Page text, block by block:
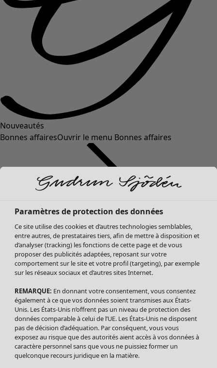
Nouveautés
Bonnes affairesOuvrir le menu Bonnes affaires
Soldes Vêtements
Tous les vêtements
Robes
Tuniques
Blouses
Tops
Gilets
Pantalon
Jupes
Paramètres de protection des données
Ce site utilise des cookies et d’autres technologies semblables,
entre autres, de prestataires tiers, afin de mettre à disposition et
d’analyser (tracking) les fonctions de cette page et de vous
proposer des publicités adaptées, reposant sur votre
comportement sur le site et votre profil (targeting), par exemple
sur les réseaux sociaux et d’autres sites Internet.
REMARQUE: En donnant votre consentement, vous consentez
également à ce que vos données soient transmises aux États-
Unis. Les États-Unis n’offrent pas un niveau de protection des
données comparable à celui de l’UE. Les États-Unis ne disposent
pas de décision d’adéquation. Par conséquent, vous vous
exposez au risque que des autorités aient accès à vos données à
caractère personnel sans que vous ne puissiez former un
quelconque recours juridique en la matière.